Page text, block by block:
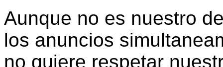
Aunque no es nuestro
los anuncios
no quiere respetar